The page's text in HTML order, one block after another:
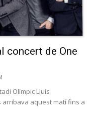
concert de One
Olímpic Lluís
arribava aquest matí fins a